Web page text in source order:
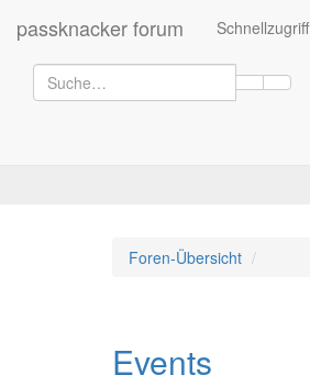
passknacker forum Schnellzugriff
Foren-Übersicht
Events